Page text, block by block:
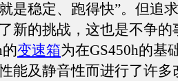
是稳定、跑得快”。但追
新的挑战，这也是不争的
变速箱为在GS450h的基
能及静音性而进行了许多